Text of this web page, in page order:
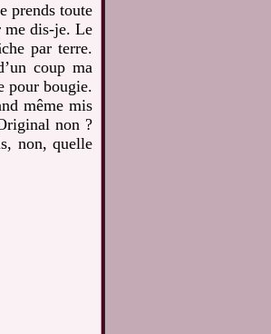
prends toute
me dis-je. Le
par terre.
coup ma
pour bougie.
même mis
non ?
non, quelle